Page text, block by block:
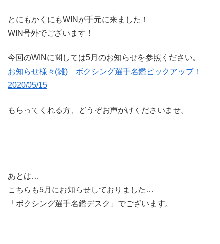
とにもかくにもWINが手元に来ました！
WIN号外でございます！
今回のWINに関しては5月のお知らせを参照ください。
お知らせ様々(雑) ボクシング選手名鑑ピックアップ！
2020/05/15
もらってくれる方、どうぞお声がけくださいませ。
あとは…
こちらも5月にお知らせしておりました…
「ボクシング選手名鑑デスク」でございます。